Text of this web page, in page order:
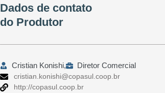
Dados de contato
do Produtor
Cristian Konishi, Diretor Comercial
cristian.konishi@copasul.coop.br
http://copasul.coop.br